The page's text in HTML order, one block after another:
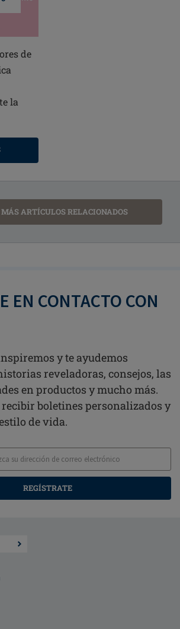
de
la
ARTÍCULOS RELACIONADOS
EN CONTACTO CON
y te ayudemos
reveladoras, consejos, las
en productos y mucho más.
boletines personalizados y
de vida.
REGÍSTRATE